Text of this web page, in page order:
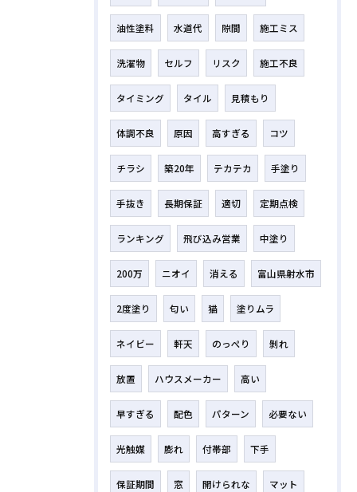
油性塗料 水道代 隙間 施工ミス
洗濯物 セルフ リスク 施工不良
タイミング タイル 見積もり
体調不良 原因 高すぎる コツ
チラシ 築20年 テカテカ 手塗り
手抜き 長期保証 適切 定期点検
ランキング 飛び込み営業 中塗り
200万 ニオイ 消える 富山県射水市
2度塗り 匂い 猫 塗りムラ
ネイビー 軒天 のっぺり 剝れ
放置 ハウスメーカー 高い
早すぎる 配色 パターン 必要ない
光触媒 膨れ 付帯部 下手
保証期間 窓 開けられな マット